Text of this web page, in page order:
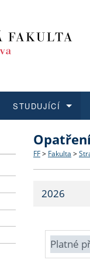
Struktura
Strategie
Fakultní
Co
Učitelské
STUDUJÍCÍ
O vědě a
Aktuální
FF > Fakulta >
2026
Platné